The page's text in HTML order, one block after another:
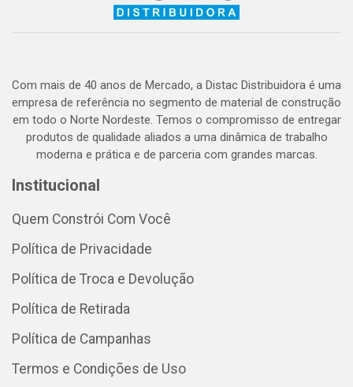
Com mais de 40 anos de Mercado, a Distac Distribuidora é uma
empresa de referência no segmento de material de construção
em todo o Norte Nordeste. Temos o compromisso de entregar
produtos de qualidade aliados a uma dinâmica de trabalho
moderna e prática e de parceria com grandes marcas.
Institucional
Quem Constrói Com Você
Política de Privacidade
Política de Troca e Devolução
Política de Retirada
Política de Campanhas
Termos e Condições de Uso